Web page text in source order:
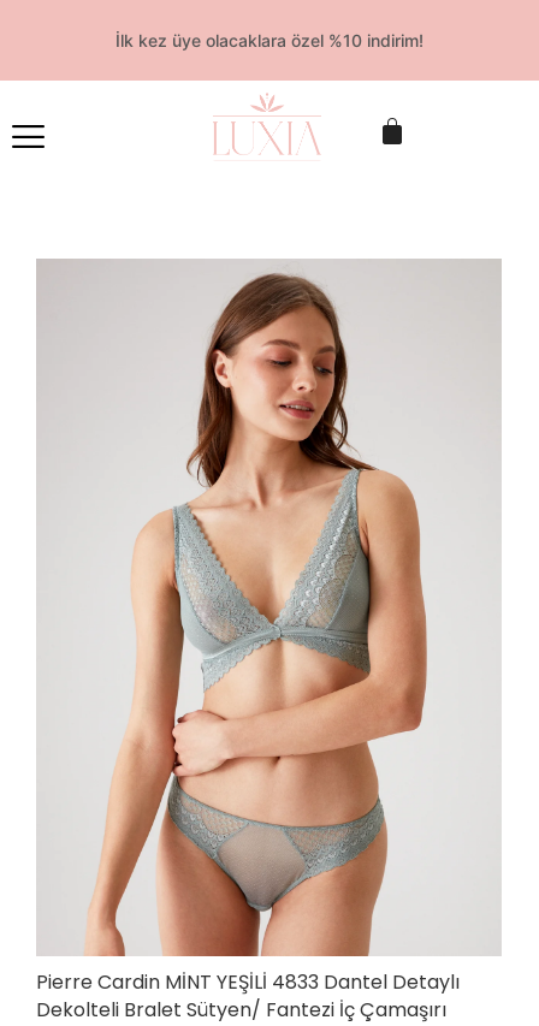
İlk kez üye olacaklara özel %10 indirim!
Pierre Cardin MİNT YEŞİLİ 4833 Dantel Detaylı
Dekolteli Bralet Sütyen/ Fantezi İç Çamaşırı